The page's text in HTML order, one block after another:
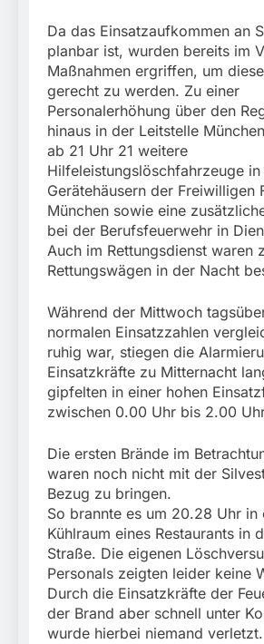
/
wegen
Eingriffs in den
Bahnverkehr
5. August 2026
Da das Einsatzaufkommen an
planbar ist, wurden bereits im
Maßnahmen ergriffen, um
gerecht zu werden. Zu einer
Personalerhöhung über den
hinaus in der Leitstelle
ab 21 Uhr 21 weitere
Hilfeleistungslöschfahrzeuge in
Gerätehäusern der Freiwilligen
München sowie eine
bei der Berufsfeuerwehr in
Auch im Rettungsdienst waren
Rettungswägen in der Nacht
Während der Mittwoch
normalen Einsatzzahlen
ruhig war, stiegen die
Einsatzkräfte zu Mitternacht
gipfelten in einer hohen
zwischen 0.00 Uhr bis 2.00
Die ersten Brände im
waren noch nicht mit der
Bezug zu bringen.
So brannte es um 20.28 Uhr in
Kühlraum eines Restaurants in
Straße. Die eigenen
Personals zeigten leider keine
Durch die Einsatzkräfte der
der Brand aber schnell unter
wurde hierbei niemand verletzt.